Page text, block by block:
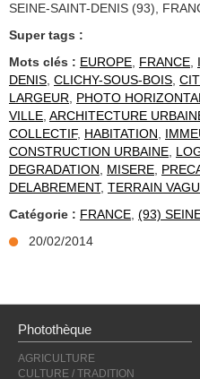
SEINE-SAINT-DENIS (93),
Super tags :
Mots clés : EUROPE, FRANCE,
DENIS, CLICHY-SOUS-BOIS,
LARGEUR, PHOTO
VILLE, ARCHITECTURE
COLLECTIF, HABITATION,
CONSTRUCTION URBAINE,
DEGRADATION, MISERE,
DELABREMENT, TERRAIN
Catégorie : FRANCE, (93)
20/02/2014
Photothèque
AGRICULTURE
CULTURE / TRADITION